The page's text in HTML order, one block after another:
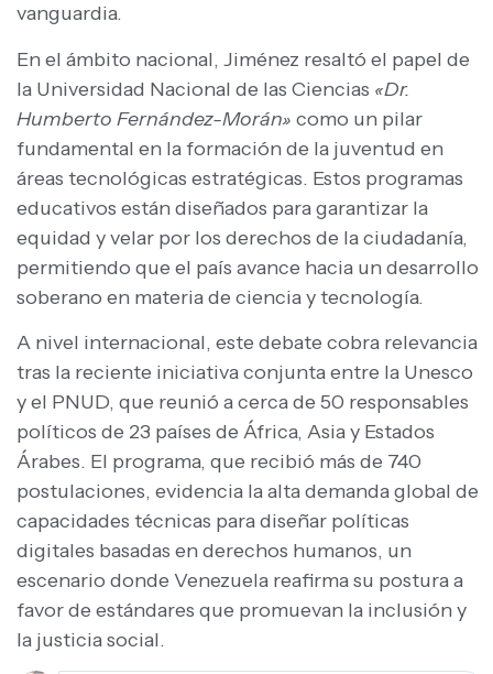
vanguardia.
En el ámbito nacional, Jiménez resaltó el papel de
la Universidad Nacional de las Ciencias «Dr.
Humberto Fernández-Morán» como un pilar
fundamental en la formación de la juventud en
áreas tecnológicas estratégicas. Estos programas
educativos están diseñados para garantizar la
equidad y velar por los derechos de la ciudadanía,
permitiendo que el país avance hacia un desarrollo
soberano en materia de ciencia y tecnología.
A nivel internacional, este debate cobra relevancia
tras la reciente iniciativa conjunta entre la Unesco
y el PNUD, que reunió a cerca de 50 responsables
políticos de 23 países de África, Asia y Estados
Árabes. El programa, que recibió más de 740
postulaciones, evidencia la alta demanda global de
capacidades técnicas para diseñar políticas
digitales basadas en derechos humanos, un
escenario donde Venezuela reafirma su postura a
favor de estándares que promuevan la inclusión y
la justicia social.